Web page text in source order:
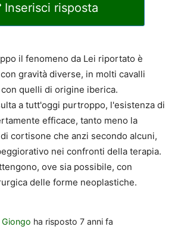
Inserisci risposta
il fenomeno da Lei riportato è
gravità diverse, in molti cavalli
quelli di origine iberica.
a tutt'oggi purtroppo, l'esistenza di
efficace, tanto meno la
cortisone che anzi secondo alcuni,
nei confronti della terapia.
ove sia possibile, con
delle forme neoplastiche.
ha risposto 7 anni fa